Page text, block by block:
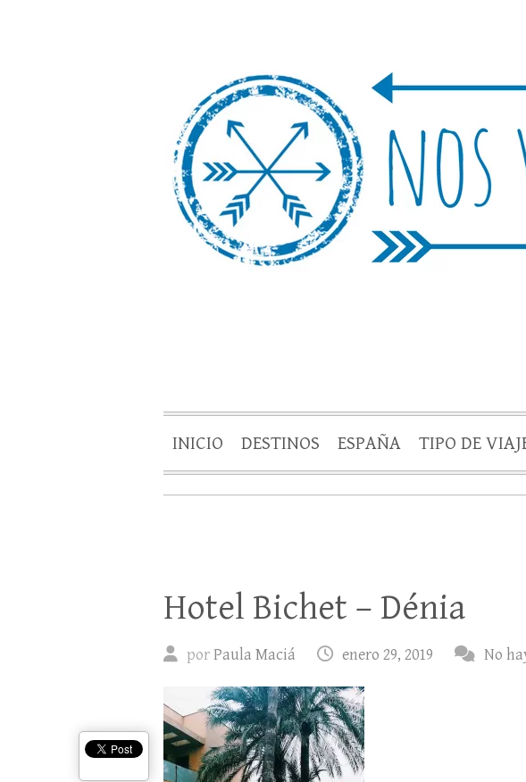
Nos Vamos de Rutica
Un blog de viajes donde se comparte experiencias, trucos y
INICIO DESTINOS ESPAÑA TIPO DE
Hotel Bichet – Dénia
porPaula Maciá enero 29, 2019 No